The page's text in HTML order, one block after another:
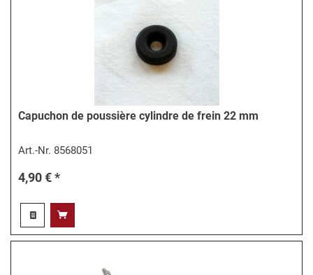
Capuchon de poussière cylindre de frein 22 mm
Art.-Nr. 8568051
4,90 € *